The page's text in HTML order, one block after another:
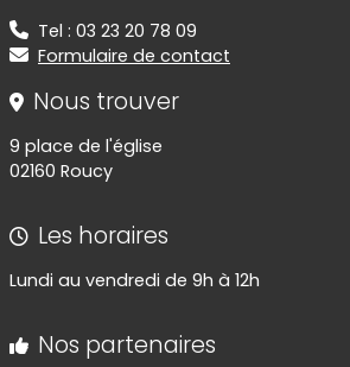
Tel : 03 23 20 78 09
Formulaire de contact
Nous trouver
9 place de l'église
02160 Roucy
Les horaires
Lundi au vendredi de 9h à 12h
Nos partenaires